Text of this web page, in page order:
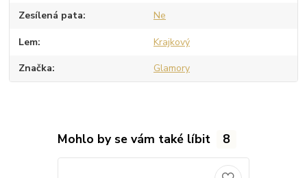
Zesílená pata Ne
Lem Krajkový
Značka Glamory
Mohlo by se vám také líbit 8